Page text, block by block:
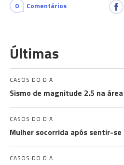
0 Comentários
Últimas
CASOS DO DIA
Sismo de magnitude 2.5 na
CASOS DO DIA
Mulher socorrida após sentir-
CASOS DO DIA